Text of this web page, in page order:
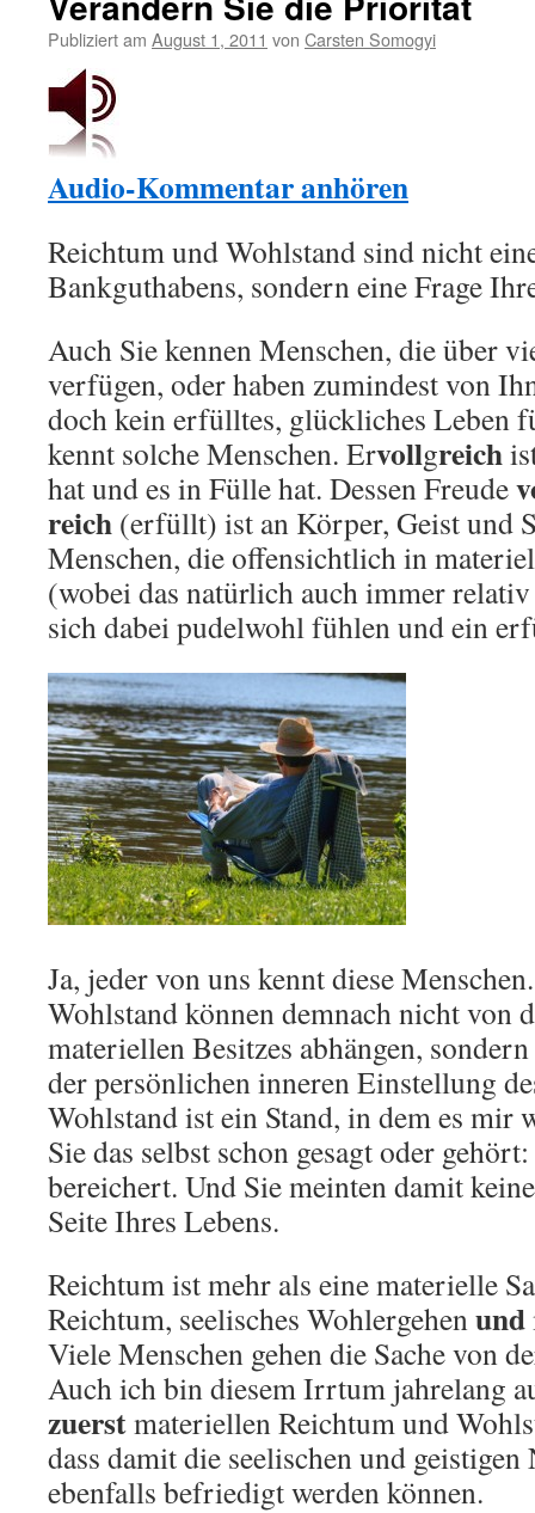
Publiziert am August 1, 2011 von Carsten Somogyi
Audio-Kommentar anhören
Reichtum und Wohlstand sind nicht
Bankguthabens, sondern eine Frage
Auch Sie kennen Menschen, die über
verfügen, oder haben zumindest von
doch kein erfülltes, glückliches Leben
kennt solche Menschen. Ervollgreich
hat und es in Fülle hat. Dessen Freude
reich (erfüllt) ist an Körper, Geist und
Menschen, die offensichtlich in
(wobei das natürlich auch immer
sich dabei pudelwohl fühlen und ein
Ja, jeder von uns kennt diese
Wohlstand können demnach nicht von
materiellen Besitzes abhängen,
der persönlichen inneren Einstellung
Wohlstand ist ein Stand, in dem es mir
Sie das selbst schon gesagt oder
bereichert. Und Sie meinten damit
Seite Ihres Lebens.
Reichtum ist mehr als eine materielle
Reichtum, seelisches Wohlergehenund
Viele Menschen gehen die Sache von
Auch ich bin diesem Irrtum jahrelang
zuerstmateriellen Reichtum und
dass damit die seelischen und
ebenfalls befriedigt werden können.